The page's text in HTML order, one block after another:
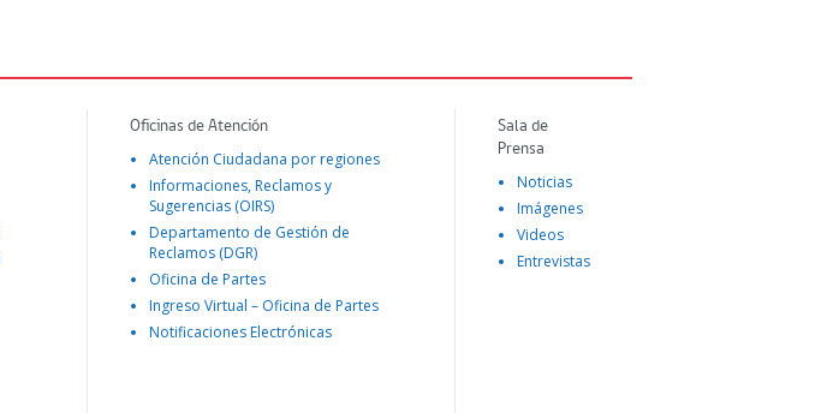
Oficinas de Atención
Atención Ciudadana por regiones
Informaciones, Reclamos y
Sugerencias (OIRS)
Departamento de Gestión de
Reclamos (DGR)
Oficina de Partes
Ingreso Virtual – Oficina de Partes
Notificaciones Electrónicas
Sala de
Prensa
Noticias
Imágenes
Videos
Entrevistas